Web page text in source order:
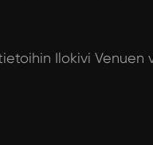
Ilokivi Venuen